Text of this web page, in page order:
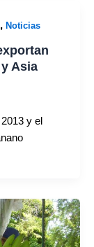
, Noticias
Asia
y el